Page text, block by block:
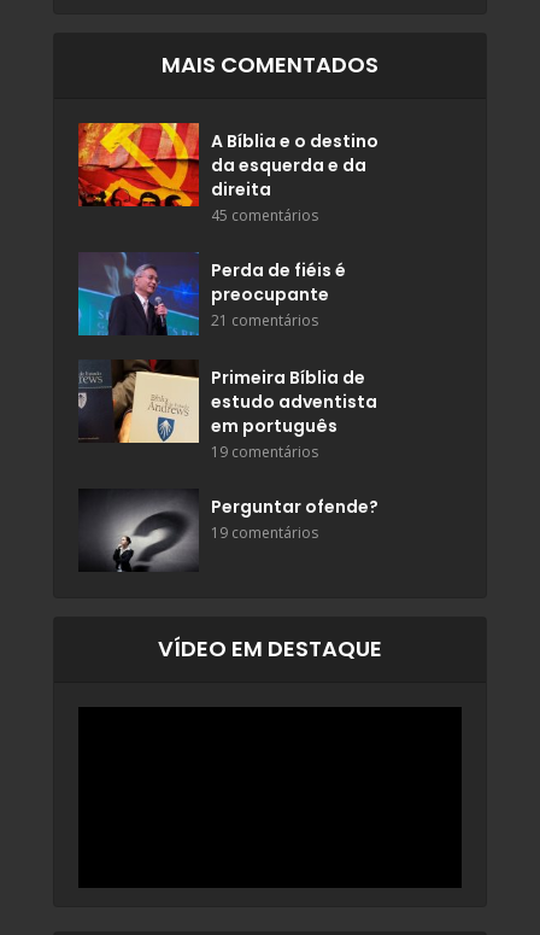
MAIS COMENTADOS
A Bíblia e o destino
da esquerda e da
direita
45 comentários
Perda de fiéis é
preocupante
21 comentários
Primeira Bíblia de
estudo adventista
em português
19 comentários
Perguntar ofende?
19 comentários
VÍDEO EM DESTAQUE